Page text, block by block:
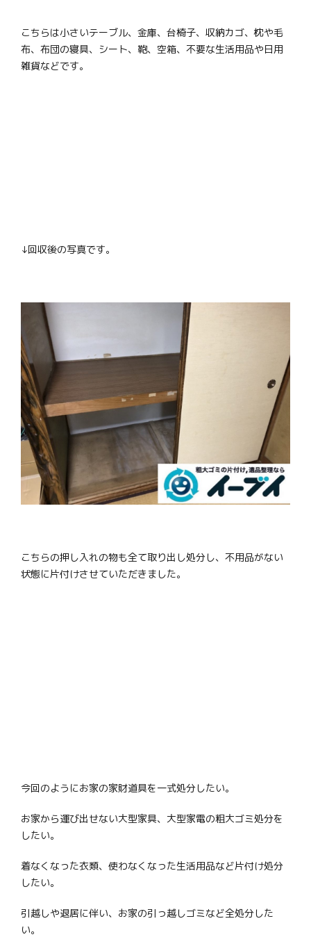
こちらは小さいテーブル、金庫、台椅子、収納カゴ、枕や毛
布、布団の寝具、シート、鞄、空箱、不要な生活用品や日用
雑貨などです。
↓回収後の写真です。
こちらの押し入れの物も全て取り出し処分し、不用品がない
状態に片付けさせていただきました。
今回のようにお家の家財道具を一式処分したい。
お家から運び出せない大型家具、大型家電の粗大ゴミ処分を
したい。
着なくなった衣類、使わなくなった生活用品など片付け処分
したい。
引越しや退居に伴い、お家の引っ越しゴミなど全処分した
い。